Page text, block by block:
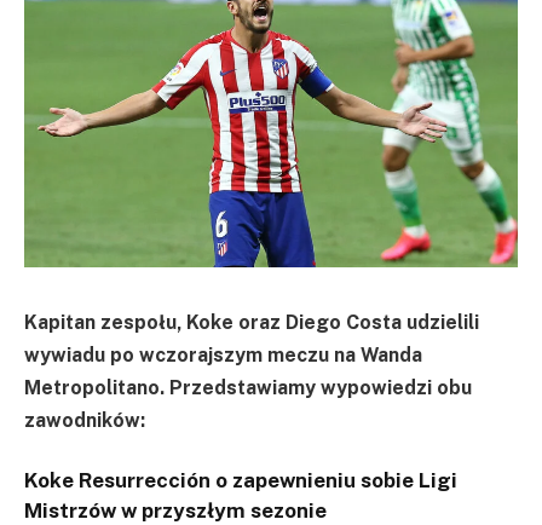
Kapitan zespołu, Koke oraz Diego Costa udzielili
wywiadu po wczorajszym meczu na Wanda
Metropolitano. Przedstawiamy wypowiedzi obu
zawodników:
Koke Resurrección o zapewnieniu sobie Ligi
Mistrzów w przyszłym sezonie